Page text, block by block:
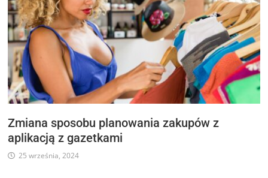
Zmiana sposobu planowania zakupów z
aplikacją z gazetkami
25 września, 2024